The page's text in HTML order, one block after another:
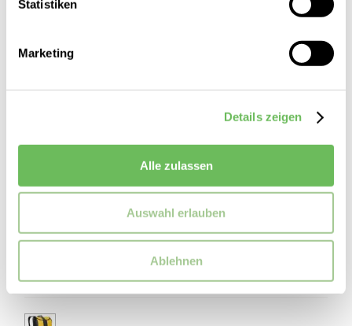
Statistiken
Marketing
Details zeigen
Alle zulassen
Auswahl erlauben
Ablehnen
VAUDE
100,00 €